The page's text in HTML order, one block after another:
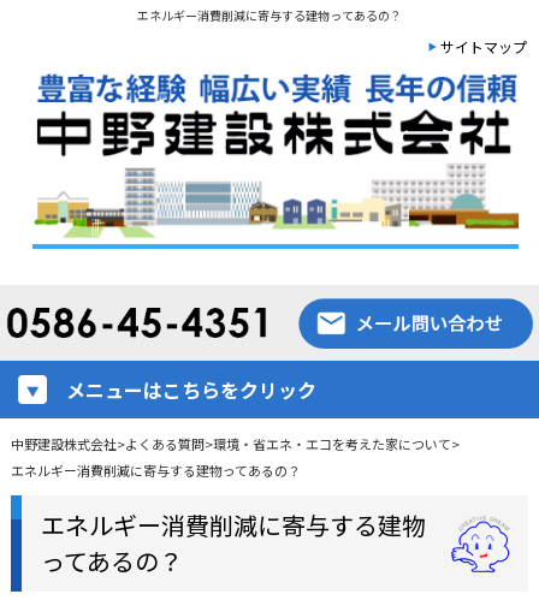
エネルギー消費削減に寄与する建物ってあるの？
サイトマップ
メニューはこちらをクリック
中野建設株式会社>よくある質問>環境・省エネ・エコを考えた家について>
エネルギー消費削減に寄与する建物ってあるの？
エネルギー消費削減に寄与する建物
ってあるの？